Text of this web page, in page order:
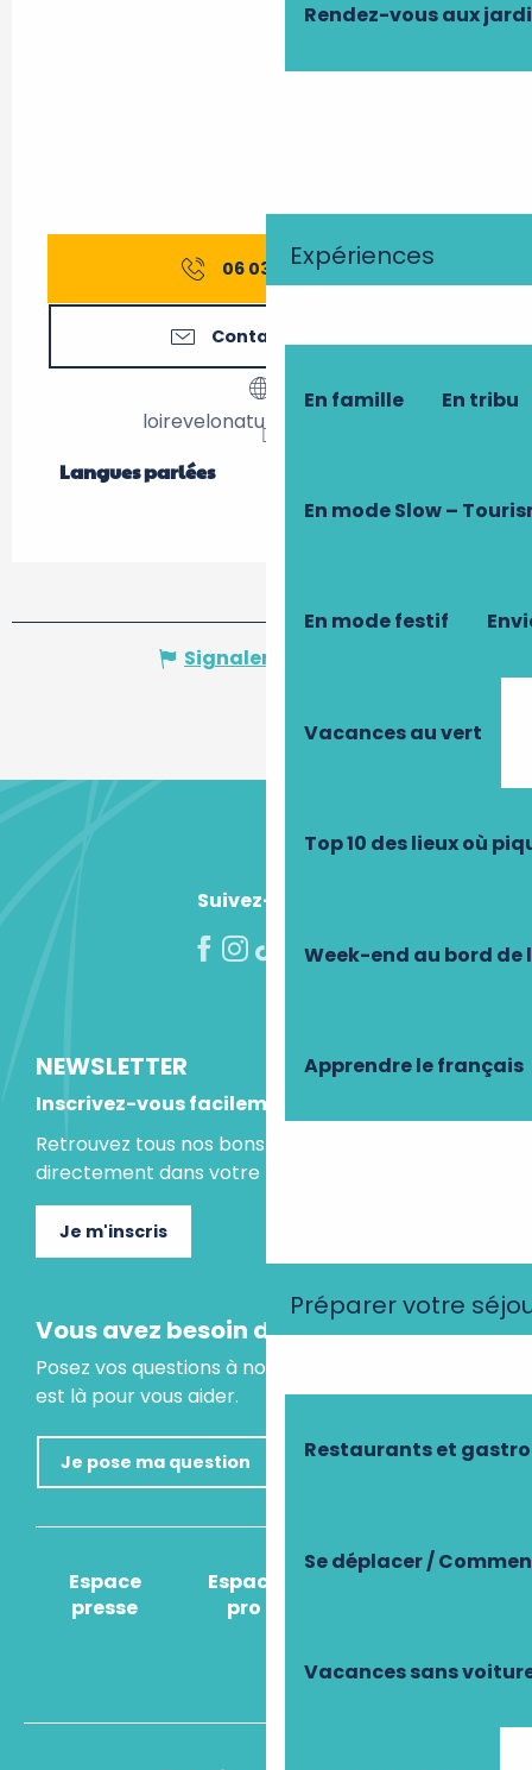
Rendez-vous aux
Expériences
En famille En tribu
En mode Slow –
En mode festif
Vacances au vert
Top 10 des lieux où
Week-end au bord de
Apprendre le français
Préparer votre
Restaurants et
Se déplacer /
Vacances sans
06 03 89 23▒▒
Contactez-nous
loirevelonature.vercel.app
Langues parlées
Langues parlées
Signaler une erreur
Suivez-nous !
NEWSLETTER
Inscrivez-vous facilement
Retrouvez tous nos bons plans et idées séjours
directement dans votre boite mail.
Je m'inscris
Vous avez besoin d'un conseil ?
Posez vos questions à notre assistant virtuel, il
est là pour vous aider.
Je pose ma question
Espace
presse
Espace
pro
Comment venir